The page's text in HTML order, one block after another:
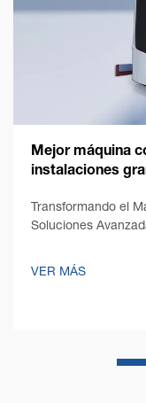
Mejor máquina
instalaciones
Transformando el
Soluciones
presenta desafíos
VER MÁS